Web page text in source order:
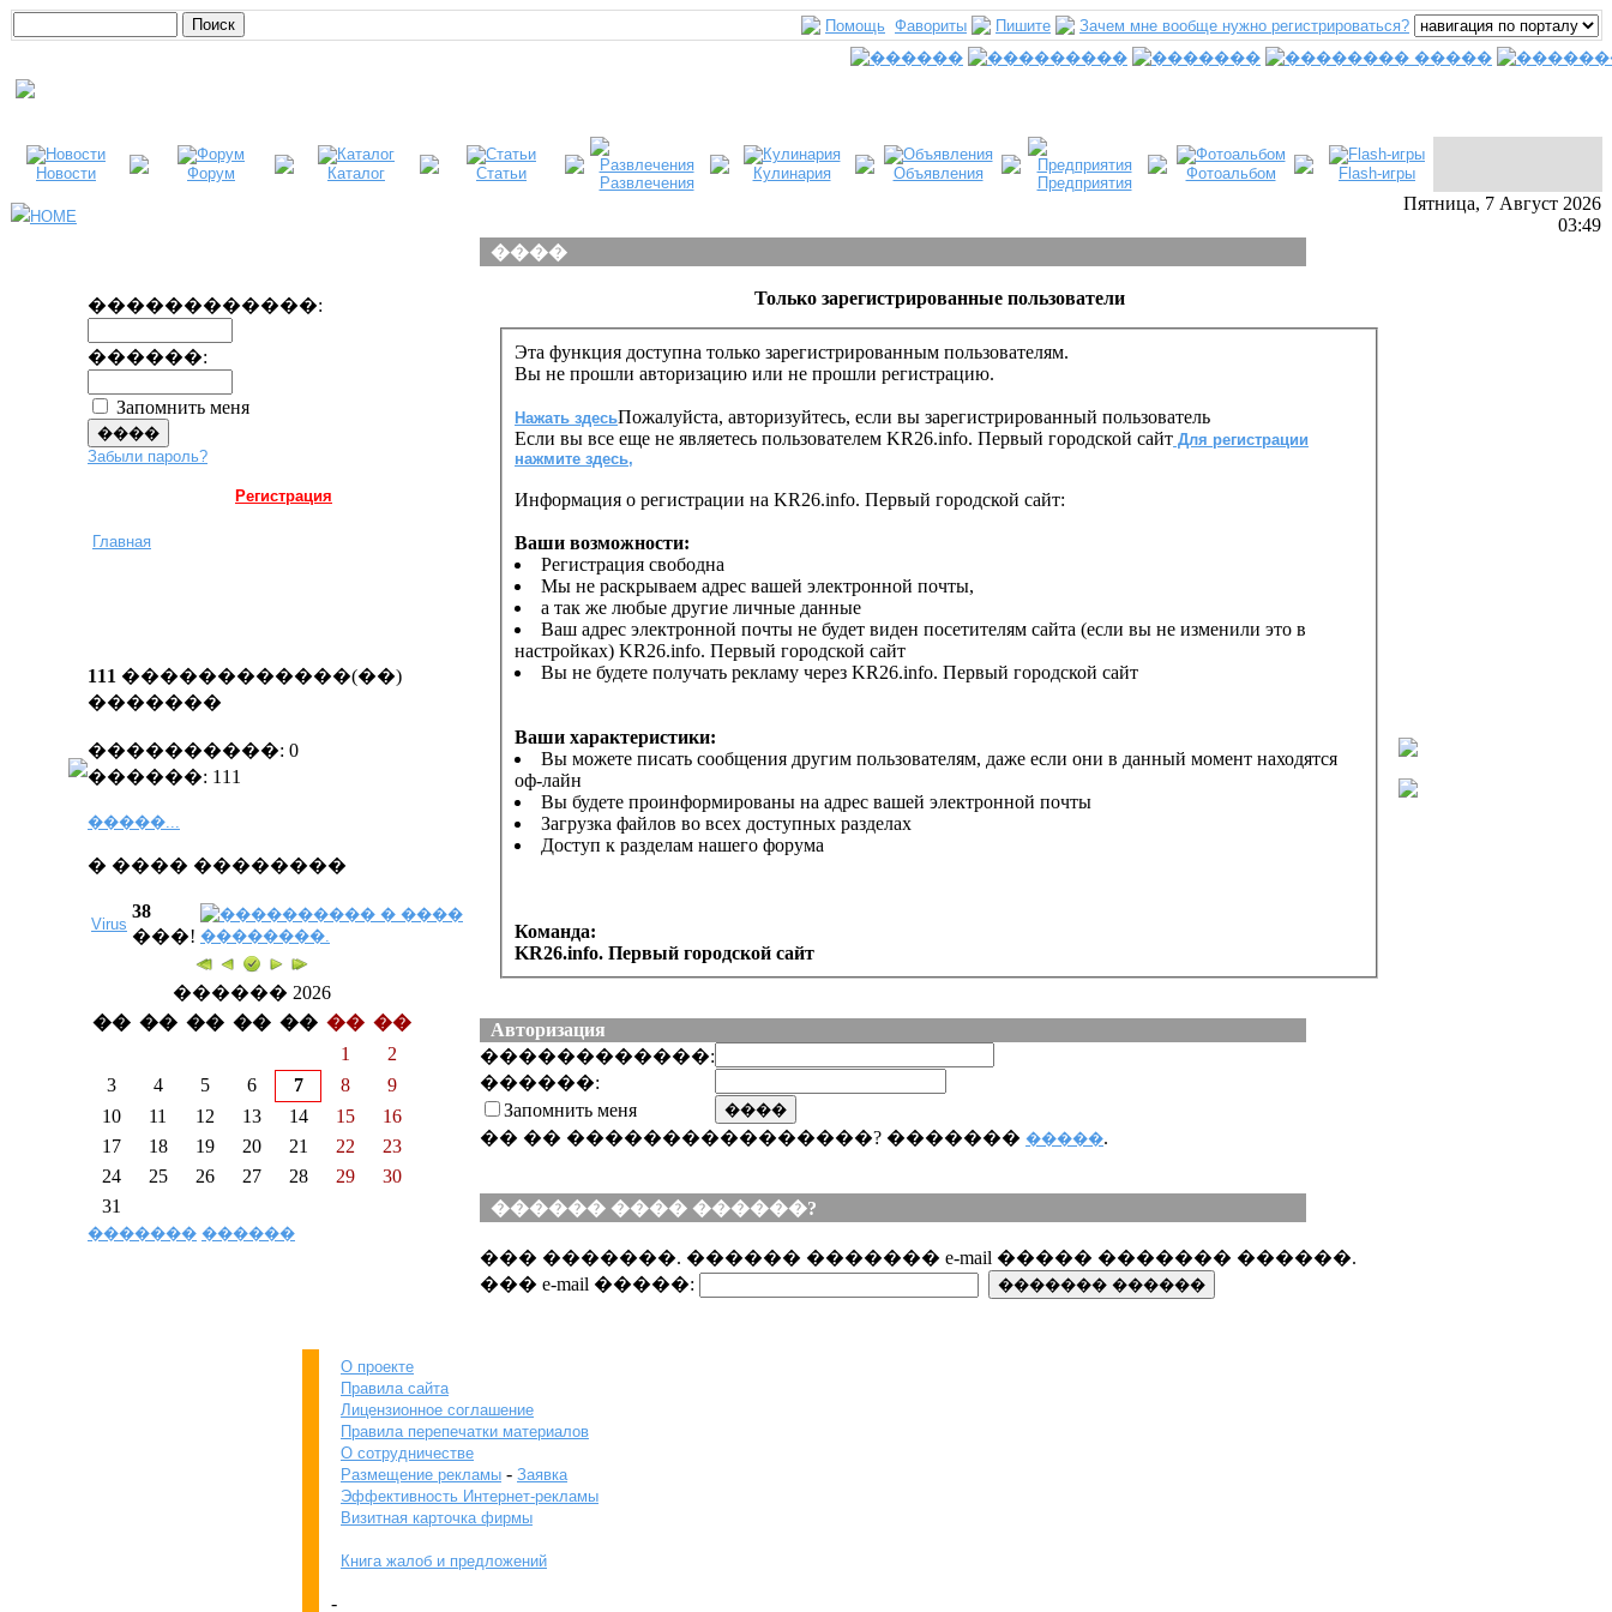
Помощь Фавориты Пишите Зачем мне вообще нужно регистрироваться?
Новости Форум Каталог Статьи
Развлечения
Кулинария Объявления
Предприятия
Фотоальбом Flash-игры
HOME
Пятница, 7 Август 2026
03:49
������������:
������:
Запомнить меня
Забыли пароль?
Регистрация
Главная
111 ������������(��)
�������
����������: 0
������: 111
�����...
� ���� ��������
Virus
38
���!
������ 2026
�� �� �� �� �� �� ��
1
2
3
4 5 6 7 8
9
10
11 12 13 14 15
16
17
18 19 20 21 22
23
24
25 26 27 28 29
30
31
������� ������
����
Только зарегистрированные пользователи
Эта функция доступна только зарегистрированным пользователям.
Вы не прошли авторизацию или не прошли регистрацию.
Нажать здесьПожалуйста, авторизуйтесь, если вы зарегистрированный пользователь
Если вы все еще не являетесь пользователем KR26.info. Первый городской сайт Для регистрации
нажмите здесь,
Информация о регистрации на KR26.info. Первый городской сайт:
Ваши возможности:
Регистрация свободна
Мы не раскрываем адрес вашей электронной почты,
а так же любые другие личные данные
Ваш адрес электронной почты не будет виден посетителям сайта (если вы не изменили это в
настройках) KR26.info. Первый городской сайт
Вы не будете получать рекламу через KR26.info. Первый городской сайт
Ваши характеристики:
Вы можете писать сообщения другим пользователям, даже если они в данный момент находятся
оф-лайн
Вы будете проинформированы на адрес вашей электронной почты
Загрузка файлов во всех доступных разделах
Доступ к разделам нашего форума
Команда:
KR26.info. Первый городской сайт
Авторизация
������������:
������:
Запомнить меня
�� �� ����������������? ������� �����.
������ ���� ������?
��� �������. ������ ������� e-mail ����� ������� ������.
��� e-mail �����:
О проекте
Правила сайта
Лицензионное соглашение
Правила перепечатки материалов
О сотрудничестве
Размещение рекламы - Заявка
Эффективность Интернет-рекламы
Визитная карточка фирмы
Книга жалоб и предложений
-